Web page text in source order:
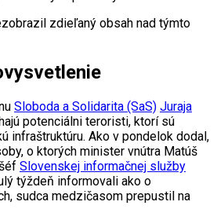
zdieľaný obsah nad týmto
Sloboda a Solidarita (SaS) Juraja
potenciálni teroristi, ktorí sú
infraštruktúru. Ako v pondelok dodal,
o ktorých minister vnútra Matúš
Slovenskej informačnej služby
týždeň informovali ako o
sudca medzičasom prepustil na